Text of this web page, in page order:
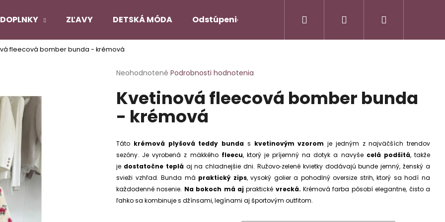
DOPLNKY ZĽAVY DETSKÁ MÓDA Odstúpenie od zmluvy/Vrátenie tovaru Napíšte nám
Hľadať Prihlásenie
fleecová bomber bunda - krémová
Priemerné
produktu
je
z
hviezdičiek.
Neohodnotené Podrobnosti hodnotenia
Kvetinová fleecová bomber bunda
- krémová
Táto krémová plyšová teddy bunda s kvetinovým vzorom je jedným z najväčších trendov
sezóny. Je vyrobená z mäkkého fleecu, ktorý je príjemný na dotyk a navyše celá podšitá, takže
je dostatočne tepláaj na chladnejšie dni. Ružovo‑zelené kvietky dodávajú bunde jemný, ženský a
svieži vzhľad. Bunda má praktický zips, vysoký golier a pohodlný oversize strih, ktorý sa hodí na
každodenné nosenie. Na bokoch má ajpraktické vrecká.Krémová farba pôsobí elegantne, čisto a
ľahko sa kombinuje s džínsami, legínami aj športovým outfitom.
Čo potrebujete nájsť?
HĽADAŤ
Odporúčame
Nasledujúce
NUENO
SATÉNOVÝ PYŽAMOVÝ TROJKOMPLET -
ČIERNY
€22,90
Pôvodne: €27,90